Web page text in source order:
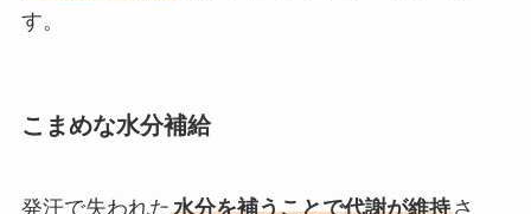
す。
こまめな水分補給
発汗で失われた水分を補うことで代謝が維持さ